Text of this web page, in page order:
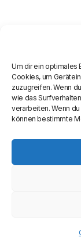
Um dir ein optimales
Cookies, um
zuzugreifen. Wenn
wie das
verarbeiten. Wenn
können bestimmte